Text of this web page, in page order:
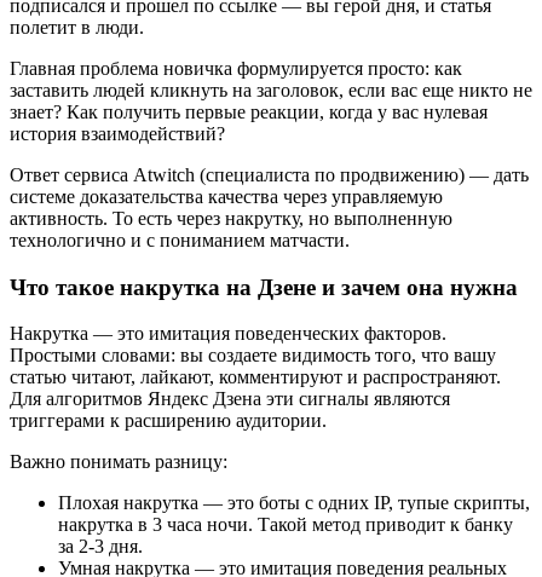
подписался и прошел по ссылке — вы герой дня, и статья
полетит в люди.
Главная проблема новичка формулируется просто: как
заставить людей кликнуть на заголовок, если вас еще никто не
знает? Как получить первые реакции, когда у вас нулевая
история взаимодействий?
Ответ сервиса Atwitch (специалиста по продвижению) — дать
системе доказательства качества через управляемую
активность. То есть через накрутку, но выполненную
технологично и с пониманием матчасти.
Что такое накрутка на Дзене и зачем она нужна
Накрутка — это имитация поведенческих факторов.
Простыми словами: вы создаете видимость того, что вашу
статью читают, лайкают, комментируют и распространяют.
Для алгоритмов Яндекс Дзена эти сигналы являются
триггерами к расширению аудитории.
Важно понимать разницу:
Плохая накрутка — это боты с одних IP, тупые скрипты,
накрутка в 3 часа ночи. Такой метод приводит к банку
за 2-3 дня.
Умная накрутка — это имитация поведения реальных